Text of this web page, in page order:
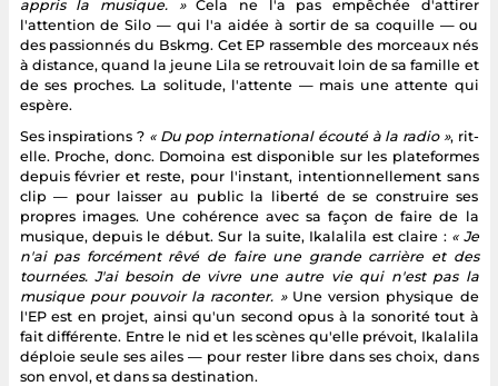
appris la musique. »Cela ne l'a pas empêchée d'attirer
l'attention de Silo — qui l'a aidée à sortir de sa coquille — ou
des passionnés du Bskmg. Cet EP rassemble des morceaux nés
à distance, quand la jeune Lila se retrouvait loin de sa famille et
de ses proches. La solitude, l'attente — mais une attente qui
espère.
Ses inspirations ? « Du pop international écouté à la radio », rit-
elle. Proche, donc. Domoina est disponible sur les plateformes
depuis février et reste, pour l'instant, intentionnellement sans
clip — pour laisser au public la liberté de se construire ses
propres images. Une cohérence avec sa façon de faire de la
musique, depuis le début. Sur la suite, Ikalalila est claire : « Je
n'ai pas forcément rêvé de faire une grande carrière et des
tournées. J'ai besoin de vivre une autre vie qui n'est pas la
musique pour pouvoir la raconter. »Une version physique de
l'EP est en projet, ainsi qu'un second opus à la sonorité tout à
fait différente. Entre le nid et les scènes qu'elle prévoit, Ikalalila
déploie seule ses ailes — pour rester libre dans ses choix, dans
son envol, et dans sa destination.